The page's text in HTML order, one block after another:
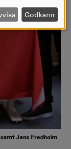
Jens Fredholm
Godkänn